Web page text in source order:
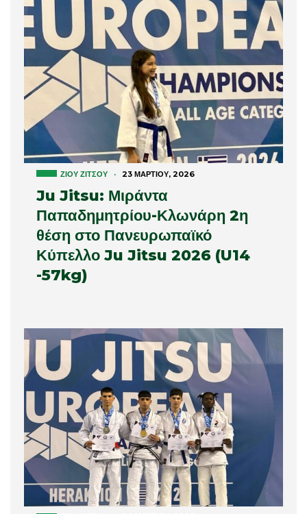
ΖΊΟΥ ΖΊΤΣΟΥ · 23 ΜΑΡΤΊΟΥ, 2026
Ju Jitsu: Μιράντα
Παπαδημητρίου-Κλωνάρη 2η
θέση στο Πανευρωπαϊκό
Κύπελλο Ju Jitsu 2026 (U14
-57kg)